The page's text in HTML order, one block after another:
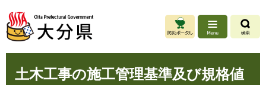
ジ
先
ュ
を
土木工事の施工管理基準及び規格値